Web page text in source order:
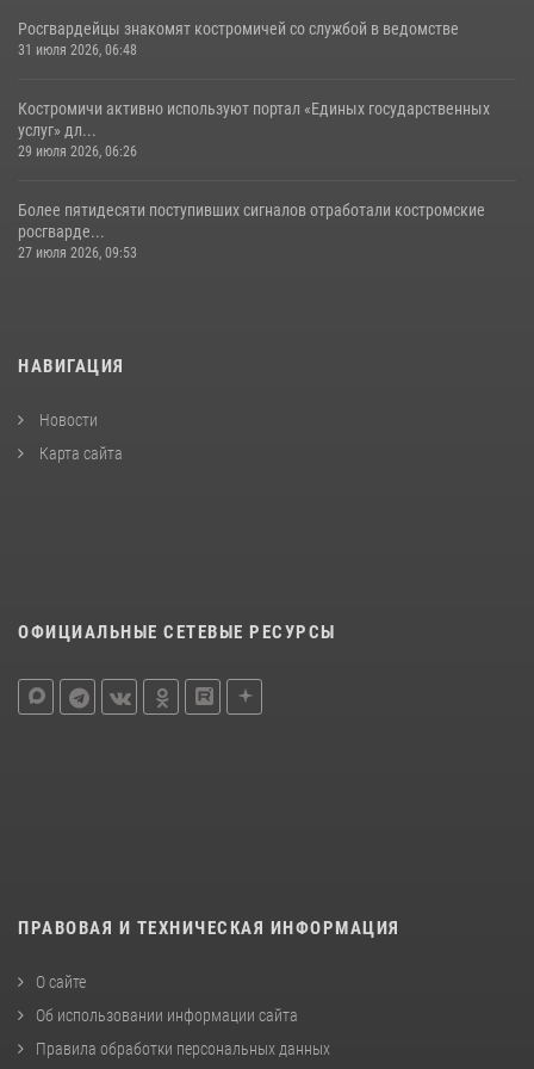
Росгвардейцы знакомят костромичей со службой в ведомстве
31 июля 2026, 06:48
Костромичи активно используют портал «Единых государственных
услуг» дл...
29 июля 2026, 06:26
Более пятидесяти поступивших сигналов отработали костромские
росгварде...
27 июля 2026, 09:53
НАВИГАЦИЯ
Новости
Карта сайта
ОФИЦИАЛЬНЫЕ СЕТЕВЫЕ РЕСУРСЫ
ПРАВОВАЯ И ТЕХНИЧЕСКАЯ ИНФОРМАЦИЯ
О сайте
Об использовании информации сайта
Правила обработки персональных данных